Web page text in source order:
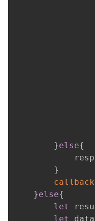
}else{
}
callback
}else{
let
let
data